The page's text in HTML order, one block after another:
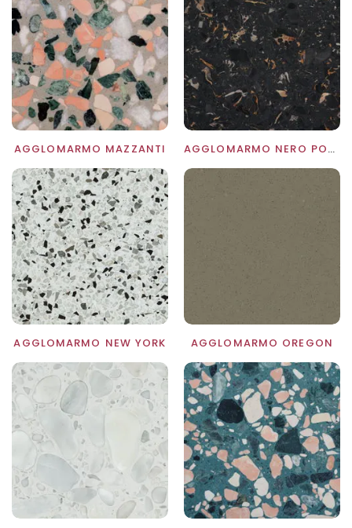
AGGLOMARMO MAZZANTI AGGLOMARMO NERO PORTORO
AGGLOMARMO NEW YORK AGGLOMARMO OREGON